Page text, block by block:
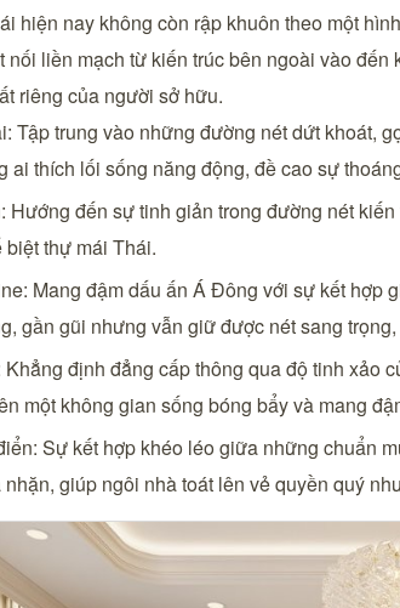
hiện nay không còn rập khuôn theo một
nối liền mạch từ kiến trúc bên ngoài vào
riêng của người sở hữu.
Tập trung vào những đường nét dứt khoát,
ai thích lối sống năng động, đề cao sự
Hướng đến sự tinh giản trong đường nét
thự mái Thái.
Mang đậm dấu ấn Á Đông với sự kết hợp
gần gũi nhưng vẫn giữ được nét sang
định đẳng cấp thông qua độ tinh
một không gian sống bóng bẩy và mang
Sự kết hợp khéo léo giữa những chuẩn
giúp ngôi nhà toát lên vẻ quyền quý